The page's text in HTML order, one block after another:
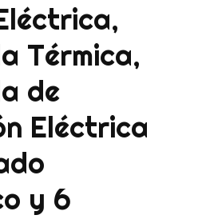
Térmica,
de
Eléctrica
y 6